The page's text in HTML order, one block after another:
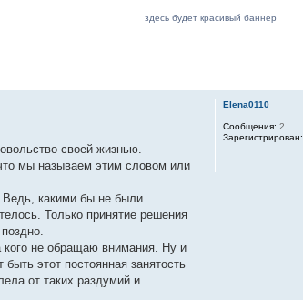
здесь будет красивый баннер
своей жизнью.
мы называем этим словом или
Ведь, какими бы не были
Только принятие решения
кого не обращаю внимания. Ну и
этот постоянная занятость
от таких раздумий и
Elena0110
Сообщения: 2
Зарегистрирован: